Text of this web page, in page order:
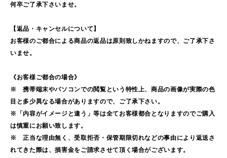
何卒ご了承下さいませ。
【返品・キャンセルについて】
お客様のご都合による商品の返品は原則致しかねますので、ご了承下さ
いませ。
《お客様ご都合の場合》
※ 携帯端末やパソコンでの閲覧という特性上、商品の画像が実際の色
目と多少異なる場合がありますので、ご了承下さい。
※「内容がイメージと違う」等は全てお客様都合となりますのでご購入
は慎重にお願い致します。
※ 正当な理由無く、受取拒否・保管期限切れなどの事由により返送さ
れてきた際は、損害金をご請求させて頂く場合がございます。